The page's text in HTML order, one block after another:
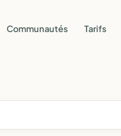
Communautés Tarifs